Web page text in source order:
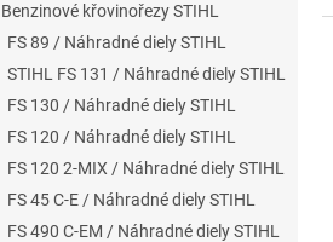
Benzinové křovinořezy STIHL
FS 89 / Náhradné diely STIHL
STIHL FS 131 / Náhradné diely STIHL
FS 130 / Náhradné diely STIHL
FS 120 / Náhradné diely STIHL
FS 120 2-MIX / Náhradné diely STIHL
FS 45 C-E / Náhradné diely STIHL
FS 490 C-EM / Náhradné diely STIHL